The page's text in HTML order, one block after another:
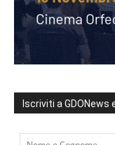
Iscriviti a